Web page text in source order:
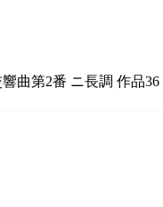
曲第2番 ニ長調 作品